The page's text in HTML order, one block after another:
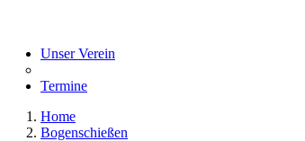
Unser Verein
Termine
Home
Bogenschießen